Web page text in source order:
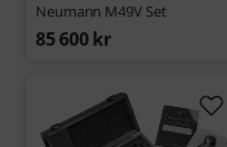
Neumann M49V Set
85 600 kr